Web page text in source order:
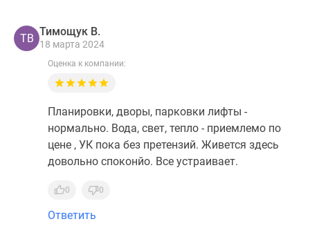
ТВ
Тимощук В.
18 марта 2024
Оценка к компании:
Планировки, дворы, парковки лифты -
нормально. Вода, свет, тепло - приемлемо по
цене , УК пока без претензий. Живется здесь
довольно споконйо. Все устраивает.
0 0
Ответить